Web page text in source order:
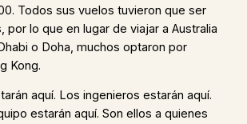
Todos sus vuelos tuvieron que ser
por lo que en lugar de viajar a Australia
o Doha, muchos optaron por
Kong.
aquí. Los ingenieros estarán aquí.
estarán aquí. Son ellos a quienes